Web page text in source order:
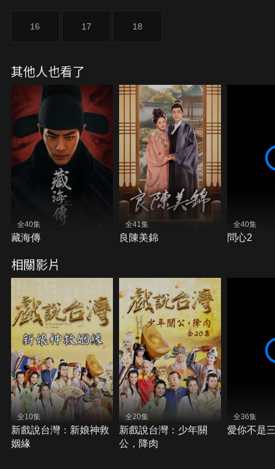
16 17 18
其他人也看了
全40集
藏海傳
全41集
良陳美錦
全40集
問心2
相關影片
全10集
新戲說台灣：新娘神救
姻緣
全20集
新戲說台灣：少年關
公，降肉
全36集
愛你不是